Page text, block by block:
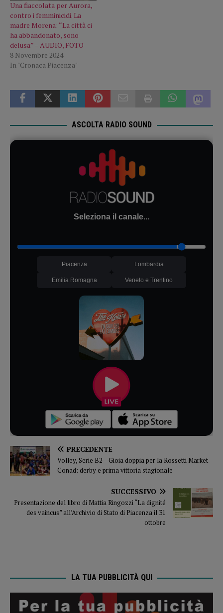
Una fiaccolata per Aurora,
contro i femminicidi. La
madre Morena: “La città ci
ha abbandonato, sono
delusa” – AUDIO, FOTO
8 Novembre 2024
In "Cronaca Piacenza"
ASCOLTA RADIO SOUND
Seleziona il canale...
Piacenza Lombardia
Emilia Romagna Veneto e Trentino
PRECEDENTE
Volley, Serie B2 – Gioia doppia per la Rossetti Market
Conad: derby e prima vittoria stagionale
SUCCESSIVO
Presentazione del libro di Mattia Ringozzi “La dignité
des vaincus” all’Archivio di Stato di Piacenza il 31
ottobre
LA TUA PUBBLICITÀ QUI